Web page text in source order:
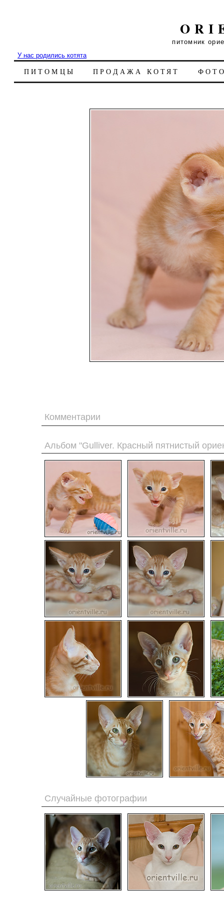
питомник
У нас родились котята
ПИТОМЦЫ ПРОДАЖА КОТЯТ
Комментарии
Альбом "Gulliver. Красный пятнистый
Случайные фотографии